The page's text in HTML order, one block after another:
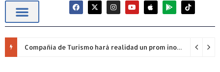
Compañía de Turismo hará realidad un prom inolvidable junto a Jowell para estudiantes de la Escuela Gabriela Mistral